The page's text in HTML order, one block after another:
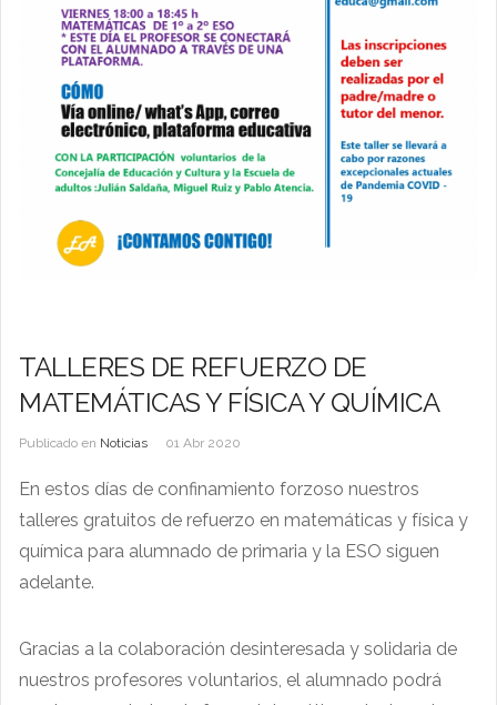
TALLERES DE REFUERZO DE
MATEMÁTICAS Y FÍSICA Y QUÍMICA
Publicado en Noticias 01 Abr 2020
En estos días de confinamiento forzoso nuestros
talleres gratuitos de refuerzo en matemáticas y física y
química para alumnado de primaria y la ESO siguen
adelante.
Gracias a la colaboración desinteresada y solidaria de
nuestros profesores voluntarios, el alumnado podrá